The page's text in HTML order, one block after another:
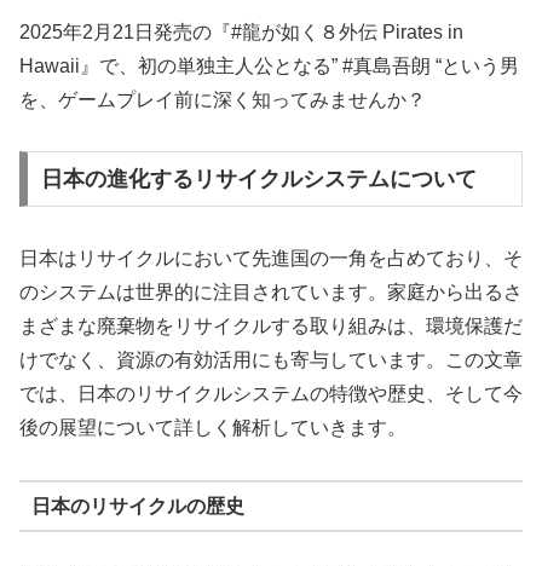
2025年2月21日発売の『#龍が如く８外伝 Pirates in
Hawaii』で、初の単独主人公となる” #真島吾朗 “という男
を、ゲームプレイ前に深く知ってみませんか？
日本の進化するリサイクルシステムについて
日本はリサイクルにおいて先進国の一角を占めており、そ
のシステムは世界的に注目されています。家庭から出るさ
まざまな廃棄物をリサイクルする取り組みは、環境保護だ
けでなく、資源の有効活用にも寄与しています。この文章
では、日本のリサイクルシステムの特徴や歴史、そして今
後の展望について詳しく解析していきます。
日本のリサイクルの歴史